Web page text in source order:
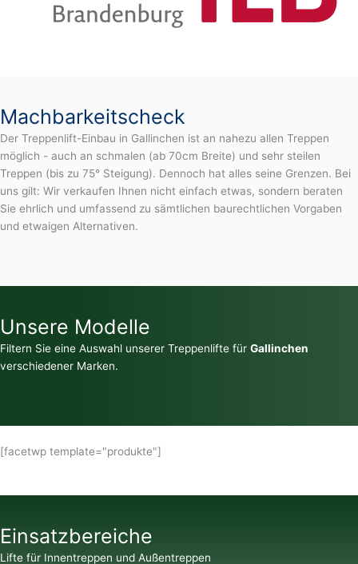
Machbarkeitscheck
Der Treppenlift-Einbau in Gallinchen ist an nahezu allen Treppen
möglich - auch an schmalen (ab 70cm Breite) und sehr steilen
Treppen (bis zu 75° Steigung). Dennoch hat alles seine Grenzen. Bei
uns gilt: Wir verkaufen Ihnen nicht einfach etwas, sondern beraten
Sie ehrlich und umfassend zu sämtlichen baurechtlichen Vorgaben
und etwaigen Alternativen.
Unsere Modelle
Filtern Sie eine Auswahl unserer Treppenlifte für Gallinchen
verschiedener Marken.
[facetwp template="produkte"]
Einsatzbereiche
Lifte für Innentreppen und Außentreppen